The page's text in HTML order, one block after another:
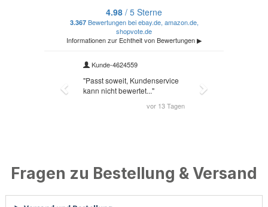
Fragen zu Bestellung & Versand